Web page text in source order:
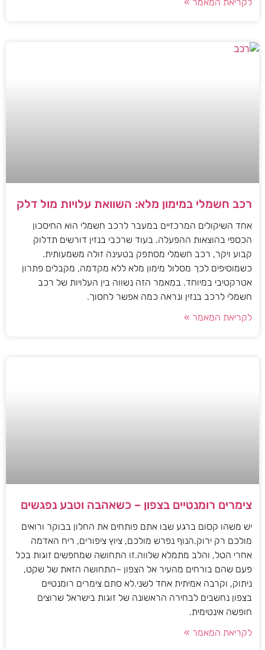
רכב חשמלי במימון מלא: השוואת עלויות מול דלק
אחד השיקולים המרכזיים במעבר לרכב חשמלי הוא החיסכון
הכספי בהוצאות ההפעלה. בעוד שרכבי בנזין דורשים תדלוק
קבוע ויקר, רכב חשמלי מסתפק בטעינה זולה משמעותית.
כשמוסיפים לכך מסלול מימון מלא ללא מקדמה, מקבלים פתרון
אטרקטיבי במיוחד. במאמר הזה נשווה בין העלויות של רכב
חשמלי לרכב בנזין ונראה כמה אפשר לחסוך.
לקריאת המאמר »
צימרים רומנטיים בצפון – כשאהבה וטבע נפגשים
יש משהו קסום ברגע שבו אתם פותחים את החלון בבוקר ורואים
מולכם רק ירוק.הנוף נפרש מולכם, ציוץ ציפורים, ריח האדמה
אחרי הטל, והלב מתמלא שלווה.זו התחושה שמחפשים זוגות בכל
פעם שהם בורחים מהעיר אל הצפון –התחושה הזאת של שקט,
ניתוק, וקרבה אמיתית אחד לשני.לא סתם צימרים רומנטיים
בצפון נחשבים לבחירה הראשונה של זוגות בישראל שרוצים
חופשה אינטימית.
לקריאת המאמר »